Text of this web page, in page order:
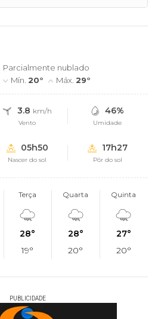
Parcialmente nublado
Mín.20° Máx.29°
3.8 km/h
Vento
46%
Umidade
05h50
Nascer do sol
17h27
Pôr do sol
Terça
28°
19°
Quarta
28°
20°
Quinta
27°
20°
PUBLICIDADE